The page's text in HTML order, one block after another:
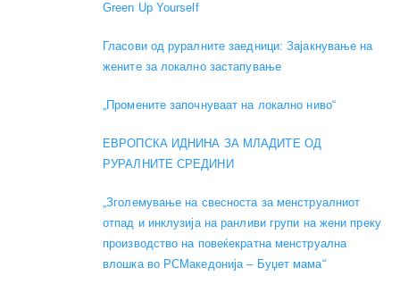
Green Up Yourself
Гласови од руралните заедници: Зајакнување на
жените за локално застапување
„Промените започнуваат на локално ниво“
ЕВРОПСКА ИДНИНА ЗА МЛАДИТЕ ОД
РУРАЛНИТЕ СРЕДИНИ
„Зголемување на свесноста за менструалниот
отпад и инклузија на ранливи групи на жени преку
производство на повеќекратна менструална
влошка во РСМакедонија – Буџет мама“